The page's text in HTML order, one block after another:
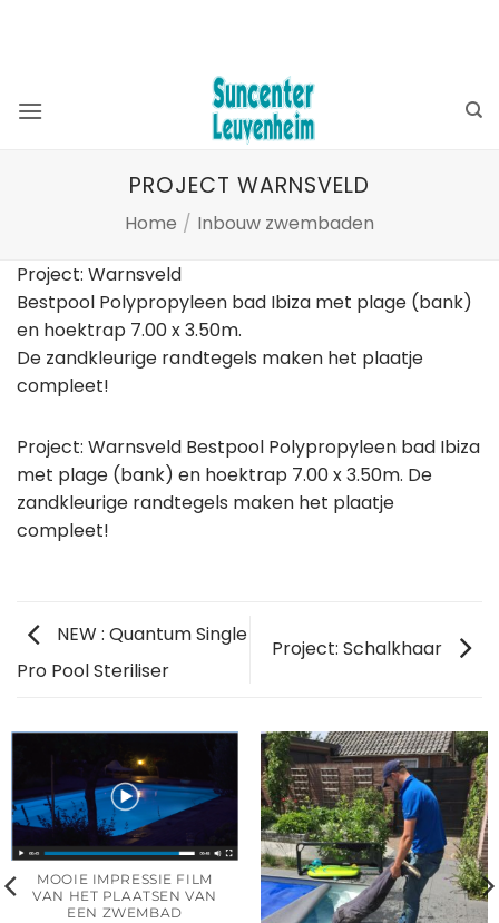
PROJECT WARNSVELD
Home / Inbouw zwembaden
Project: Warnsveld Bestpool Polypropyleen bad Ibiza
met plage (bank) en hoektrap 7.00 x 3.50m. De
zandkleurige randtegels maken het plaatje
compleet!
Project: Warnsveld
Bestpool Polypropyleen bad Ibiza met plage (bank)
en hoektrap 7.00 x 3.50m.
De zandkleurige randtegels maken het plaatje
compleet!
NEW : Quantum Single
Pro Pool Steriliser
Project: Schalkhaar
MOOIE IMPRESSIE FILM
VAN HET PLAATSEN VAN
EEN ZWEMBAD